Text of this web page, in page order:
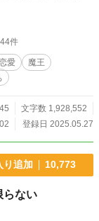
なるのが楽しいんじ
、 竜社会の常識をぶ
を学び、人間の姿へ
界の秘密に巻き込まれ
竜の“成り上がり×異端
件
愛
魔王
文字数 1,928,552
登録日 2025.05.27
り追加 10,773
らない